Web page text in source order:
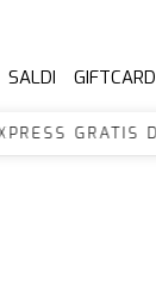
SALDI GIFTCARD